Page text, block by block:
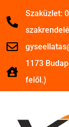
Szaküzlet:
1173
felől.)